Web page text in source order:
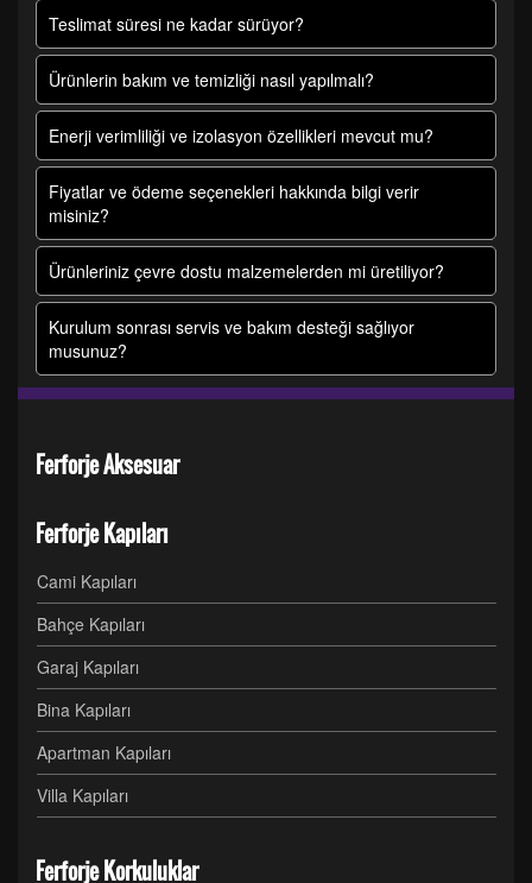
Teslimat süresi ne kadar sürüyor?
Ürünlerin bakım ve temizliği nasıl yapılmalı?
Enerji verimliliği ve izolasyon özellikleri mevcut mu?
Fiyatlar ve ödeme seçenekleri hakkında bilgi verir
misiniz?
Ürünleriniz çevre dostu malzemelerden mi üretiliyor?
Kurulum sonrası servis ve bakım desteği sağlıyor
musunuz?
Ferforje Aksesuar
Ferforje Kapıları
Cami Kapıları
Bahçe Kapıları
Garaj Kapıları
Bina Kapıları
Apartman Kapıları
Villa Kapıları
Ferforje Korkuluklar